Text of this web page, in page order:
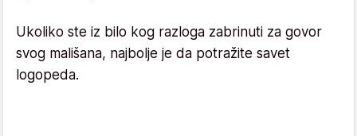
Ukoliko ste iz bilo kog razloga zabrinuti za govor
svog mališana, najbolje je da potražite savet
logopeda.